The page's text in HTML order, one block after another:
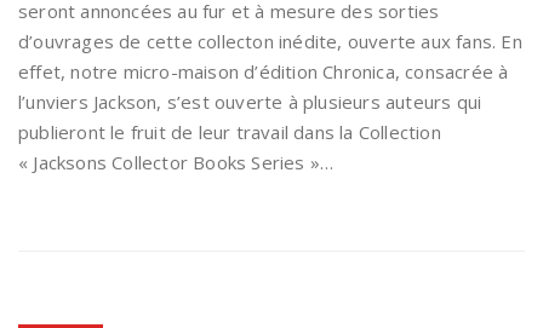
seront annoncées au fur et à mesure des sorties
d’ouvrages de cette collecton inédite, ouverte aux fans. En
effet, notre micro-maison d’édition Chronica, consacrée à
l’unviers Jackson, s’est ouverte à plusieurs auteurs qui
publieront le fruit de leur travail dans la Collection
« Jacksons Collector Books Series »…